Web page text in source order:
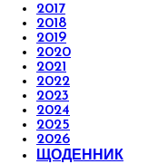
2017
2018
2019
2020
2021
2022
2023
2024
2025
2026
ЩОДЕННИК